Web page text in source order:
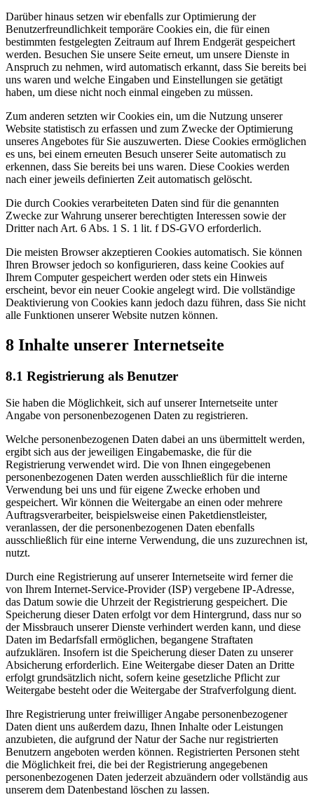
Darüber hinaus setzen wir ebenfalls zur Optimierung der
Benutzerfreundlichkeit temporäre Cookies ein, die für einen
bestimmten festgelegten Zeitraum auf Ihrem Endgerät gespeichert
werden. Besuchen Sie unsere Seite erneut, um unsere Dienste in
Anspruch zu nehmen, wird automatisch erkannt, dass Sie bereits bei
uns waren und welche Eingaben und Einstellungen sie getätigt
haben, um diese nicht noch einmal eingeben zu müssen.
Zum anderen setzten wir Cookies ein, um die Nutzung unserer
Website statistisch zu erfassen und zum Zwecke der Optimierung
unseres Angebotes für Sie auszuwerten. Diese Cookies ermöglichen
es uns, bei einem erneuten Besuch unserer Seite automatisch zu
erkennen, dass Sie bereits bei uns waren. Diese Cookies werden
nach einer jeweils definierten Zeit automatisch gelöscht.
Die durch Cookies verarbeiteten Daten sind für die genannten
Zwecke zur Wahrung unserer berechtigten Interessen sowie der
Dritter nach Art. 6 Abs. 1 S. 1 lit. f DS-GVO erforderlich.
Die meisten Browser akzeptieren Cookies automatisch. Sie können
Ihren Browser jedoch so konfigurieren, dass keine Cookies auf
Ihrem Computer gespeichert werden oder stets ein Hinweis
erscheint, bevor ein neuer Cookie angelegt wird. Die vollständige
Deaktivierung von Cookies kann jedoch dazu führen, dass Sie nicht
alle Funktionen unserer Website nutzen können.
8 Inhalte unserer Internetseite
8.1 Registrierung als Benutzer
Sie haben die Möglichkeit, sich auf unserer Internetseite unter
Angabe von personenbezogenen Daten zu registrieren.
Welche personenbezogenen Daten dabei an uns übermittelt werden,
ergibt sich aus der jeweiligen Eingabemaske, die für die
Registrierung verwendet wird. Die von Ihnen eingegebenen
personenbezogenen Daten werden ausschließlich für die interne
Verwendung bei uns und für eigene Zwecke erhoben und
gespeichert. Wir können die Weitergabe an einen oder mehrere
Auftragsverarbeiter, beispielsweise einen Paketdienstleister,
veranlassen, der die personenbezogenen Daten ebenfalls
ausschließlich für eine interne Verwendung, die uns zuzurechnen ist,
nutzt.
Durch eine Registrierung auf unserer Internetseite wird ferner die
von Ihrem Internet-Service-Provider (ISP) vergebene IP-Adresse,
das Datum sowie die Uhrzeit der Registrierung gespeichert. Die
Speicherung dieser Daten erfolgt vor dem Hintergrund, dass nur so
der Missbrauch unserer Dienste verhindert werden kann, und diese
Daten im Bedarfsfall ermöglichen, begangene Straftaten
aufzuklären. Insofern ist die Speicherung dieser Daten zu unserer
Absicherung erforderlich. Eine Weitergabe dieser Daten an Dritte
erfolgt grundsätzlich nicht, sofern keine gesetzliche Pflicht zur
Weitergabe besteht oder die Weitergabe der Strafverfolgung dient.
Ihre Registrierung unter freiwilliger Angabe personenbezogener
Daten dient uns außerdem dazu, Ihnen Inhalte oder Leistungen
anzubieten, die aufgrund der Natur der Sache nur registrierten
Benutzern angeboten werden können. Registrierten Personen steht
die Möglichkeit frei, die bei der Registrierung angegebenen
personenbezogenen Daten jederzeit abzuändern oder vollständig aus
unserem dem Datenbestand löschen zu lassen.